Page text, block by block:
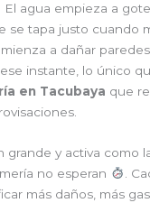
. El agua empieza a
se tapa justo cuando
a dañar
instante, lo único
en Tacubaya que
grande y activa como
no esperan
.
más daños, más